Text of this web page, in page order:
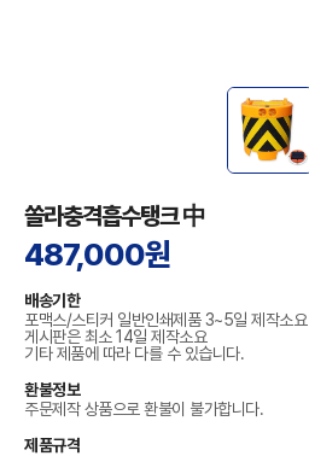
쏠라충격흡수탱크 中
487,000원
배송기한
포맥스/스티커 일반인쇄제품 3~5일 제작소요
게시판은 최소 14일 제작소요
기타 제품에 따라 다를 수 있습니다.
환불정보
주문제작 상품으로 환불이 불가합니다.
제품규격